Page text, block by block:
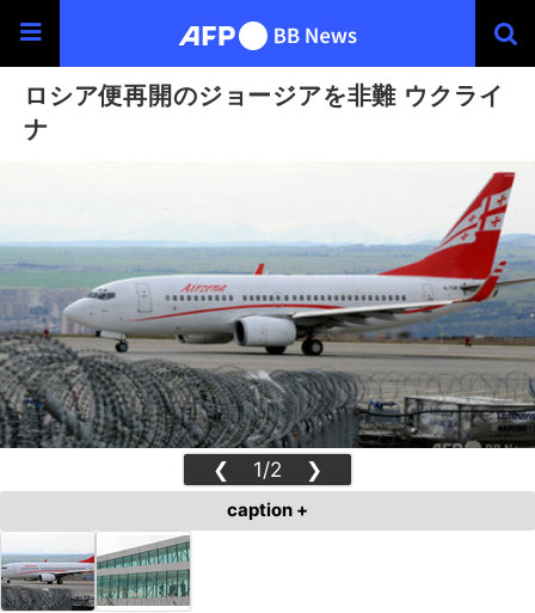
ロシア便再開のジョージアを非難 ウクライ
ナ
❮ 1/2 ❯
caption +